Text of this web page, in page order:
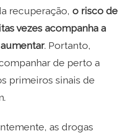
recuperação, o risco de
vezes acompanha a
. Portanto,
de perto a
primeiros sinais de
as drogas